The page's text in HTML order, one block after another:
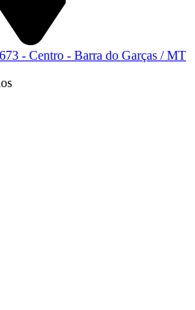
- Centro - Barra do Garças / MT